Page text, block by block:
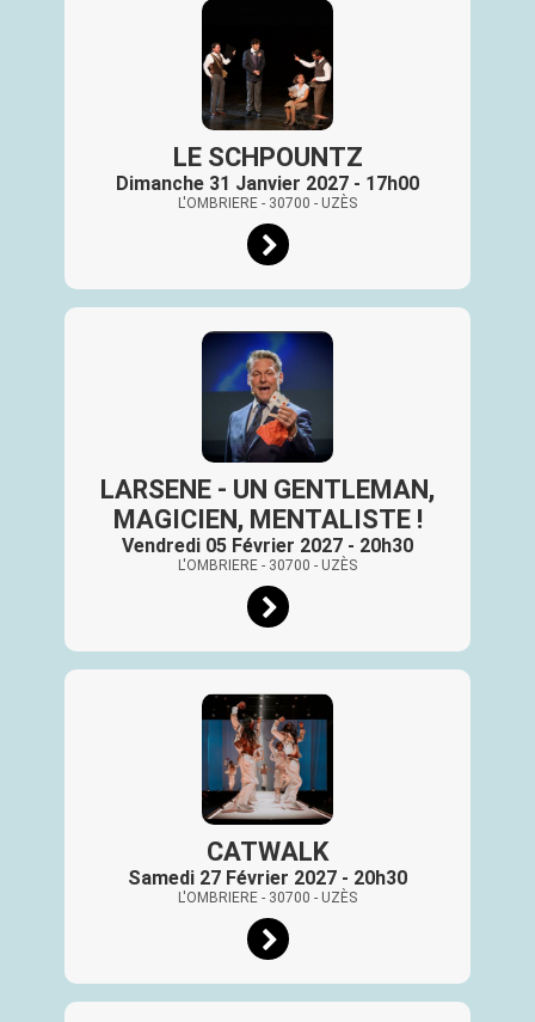
LE SCHPOUNTZ
Dimanche 31 Janvier 2027 - 17h00
L'OMBRIERE - 30700 - UZÈS
LARSENE - UN GENTLEMAN,
MAGICIEN, MENTALISTE !
Vendredi 05 Février 2027 - 20h30
L'OMBRIERE - 30700 - UZÈS
CATWALK
Samedi 27 Février 2027 - 20h30
L'OMBRIERE - 30700 - UZÈS